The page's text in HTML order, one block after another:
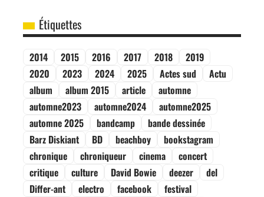
Étiquettes
2014 2015 2016 2017 2018
2019
2020
2023 2024 2025 Actes sud
Actu
album
album 2015 article
automne
automne2023
automne2024
automne2025
automne 2025
bandcamp
bande dessinée
Barz Diskiant
BD beachboy
bookstagram
chronique
chroniqueur cinema
concert
critique
culture David Bowie deezer
del
Differ-ant
electro facebook
festival